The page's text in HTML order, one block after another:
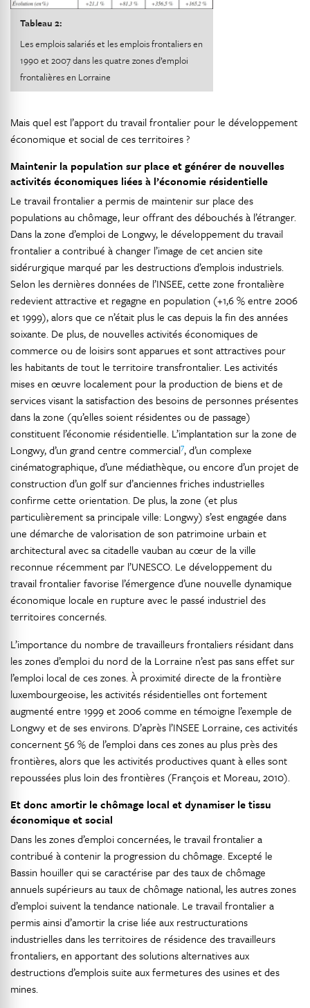
Tableau 2:
Les emplois salariés et les emplois frontaliers en
1990 et 2007 dans les quatre zones d’emploi
frontalières en Lorraine
Mais quel est l’apport du travail frontalier pour le développement
économique et social de ces territoires ?
Maintenir la population sur place et générer de nouvelles
activités économiques liées à l’économie résidentielle
Le travail frontalier a permis de maintenir sur place des
populations au chômage, leur offrant des débouchés à l’étranger.
Dans la zone d’emploi de Longwy, le développement du travail
frontalier a contribué à changer l’image de cet ancien site
sidérurgique marqué par les destructions d’emplois industriels.
Selon les dernières données de l’INSEE, cette zone frontalière
redevient attractive et regagne en population (+1,6 % entre 2006
et 1999), alors que ce n’était plus le cas depuis la fin des années
soixante. De plus, de nouvelles activités économiques de
commerce ou de loisirs sont apparues et sont attractives pour
les habitants de tout le territoire transfrontalier. Les activités
mises en œuvre localement pour la production de biens et de
services visant la satisfaction des besoins de personnes présentes
dans la zone (qu’elles soient résidentes ou de passage)
constituent l’économie résidentielle. L’implantation sur la zone de
Longwy, d’un grand centre commercial7, d’un complexe
cinématographique, d’une médiathèque, ou encore d’un projet de
construction d’un golf sur d’anciennes friches industrielles
confirme cette orientation. De plus, la zone (et plus
particulièrement sa principale ville: Longwy) s’est engagée dans
une démarche de valorisation de son patrimoine urbain et
architectural avec sa citadelle vauban au cœur de la ville
reconnue récemment par l’UNESCO. Le développement du
travail frontalier favorise l’émergence d’une nouvelle dynamique
économique locale en rupture avec le passé industriel des
territoires concernés.
L’importance du nombre de travailleurs frontaliers résidant dans
les zones d’emploi du nord de la Lorraine n’est pas sans effet sur
l’emploi local de ces zones. À proximité directe de la frontière
luxembourgeoise, les activités résidentielles ont fortement
augmenté entre 1999 et 2006 comme en témoigne l’exemple de
Longwy et de ses environs. D’après l’INSEE Lorraine, ces activités
concernent 56 % de l’emploi dans ces zones au plus près des
frontières, alors que les activités productives quant à elles sont
repoussées plus loin des frontières (François et Moreau, 2010).
Et donc amortir le chômage local et dynamiser le tissu
économique et social
Dans les zones d’emploi concernées, le travail frontalier a
contribué à contenir la progression du chômage. Excepté le
Bassin houiller qui se caractérise par des taux de chômage
annuels supérieurs au taux de chômage national, les autres zones
d’emploi suivent la tendance nationale. Le travail frontalier a
permis ainsi d’amortir la crise liée aux restructurations
industrielles dans les territoires de résidence des travailleurs
frontaliers, en apportant des solutions alternatives aux
destructions d’emplois suite aux fermetures des usines et des
mines.